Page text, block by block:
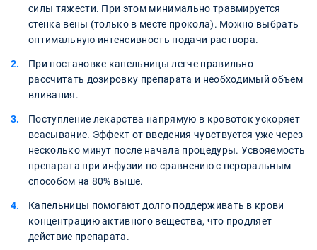
силы тяжести. При этом минимально травмируется
стенка вены (только в месте прокола). Можно выбрать
оптимальную интенсивность подачи раствора.
При постановке капельницы легче правильно
рассчитать дозировку препарата и необходимый объем
вливания.
Поступление лекарства напрямую в кровоток ускоряет
всасывание. Эффект от введения чувствуется уже через
несколько минут после начала процедуры. Усвояемость
препарата при инфузии по сравнению с пероральным
способом на 80% выше.
Капельницы помогают долго поддерживать в крови
концентрацию активного вещества, что продляет
действие препарата.